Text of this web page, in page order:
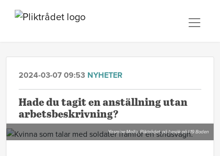
2024-03-07 09:53 NYHETER
Hade du tagit en anställning utan
arbetsbeskrivning?
Yasmine Malla, Pliktrådet, på besök på I 19 Boden